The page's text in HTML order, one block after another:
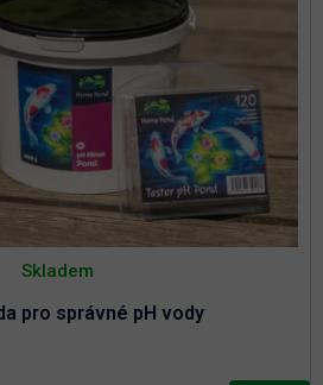
pro správné pH vody
Skladem